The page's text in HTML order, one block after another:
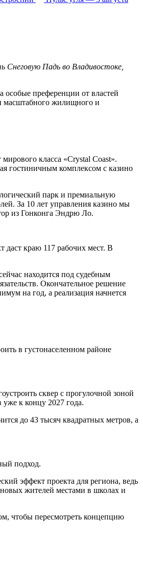
Снеговую Падь во Владивостоке,
преференции от властей
масштабного жилищного и
класса «Crystal Coast».
гостиничным комплексом с казино
парк и премиальную
За 10 лет управления казино мы
из Гонконга Эндрю Ло.
краю 117 рабочих мест. В
находится под судебным
Окончательное решение
на год, а реализация начнется
в густонаселенном районе
сквер с прогулочной зоной
уже к концу 2027 года.
до 43 тысяч квадратных метров, а
подход.
эффект проекта для региона, ведь
жителей местами в школах и
чтобы пересмотреть концепцию